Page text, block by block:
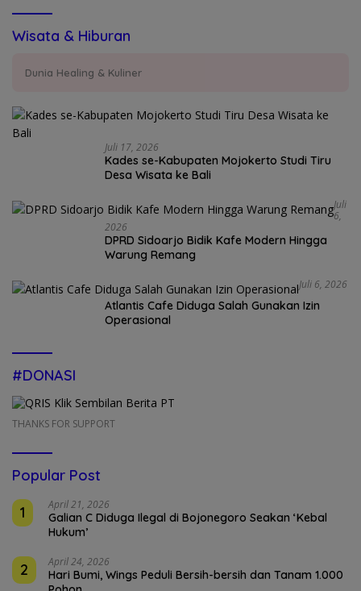
Wisata & Hiburan
Dunia Healing & Kuliner
Juli 17, 2026
Kades se-Kabupaten Mojokerto Studi Tiru
Desa Wisata ke Bali
Juli
6,
2026
DPRD Sidoarjo Bidik Kafe Modern Hingga
Warung Remang
Juli 6, 2026
Atlantis Cafe Diduga Salah Gunakan Izin
Operasional
#DONASI
THANKS FOR SUPPORT
Popular Post
1
April 21, 2026
Galian C Diduga Ilegal di Bojonegoro Seakan ‘Kebal
Hukum’
2 April 24, 2026
Hari Bumi, Wings Peduli Bersih-bersih dan Tanam 1.000